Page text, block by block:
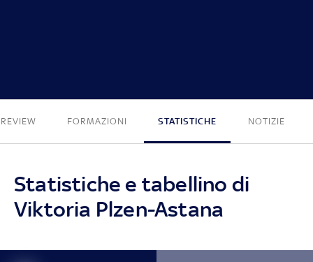
FORMAZIONI STATISTICHE NOTIZIE
Statistiche e tabellino di
Viktoria Plzen-Astana